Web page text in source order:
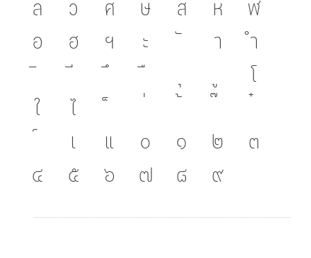
ล
ว ศ ษ ส ห
ฬ
อ
ฮ ฯ ะ า
ำ
โ
ใ
ไ
เ
แ ๐ ๑ ๒
๓
๔
๕ ๖ ๗ ๘ ๙